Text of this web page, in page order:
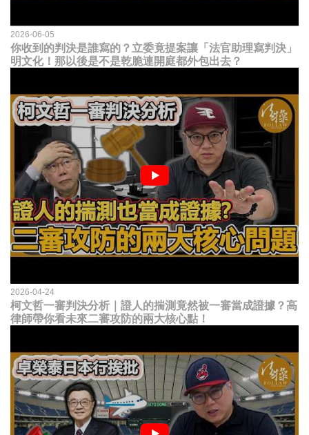
2026-06-05
你收到的判決是誰寫的？立委竟提案讓「法官助理寫判決」
明文化！那以後是不是乾脆連開庭都外包出去？
2026-04-24
柯文哲一審判決分析｜證人的揣測竟然被一審當成證據？高
律師帶你看未來二審攻防的兩大核心點！